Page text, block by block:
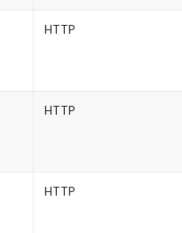
HTTP
HTTP
HTTP